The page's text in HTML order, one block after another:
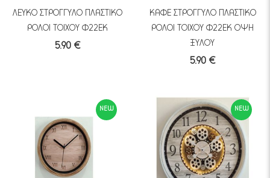
ΛΕΥΚΟ ΣΤΡΟΓΓΥΛΟ ΠΛΑΣΤΙΚΟ
ΡΟΛΟΙ ΤΟΙΧΟΥ Φ22ΕΚ
5.90 €
ΚΑΦΕ ΣΤΡΟΓΓΥΛΟ ΠΛΑΣΤΙΚΟ
ΡΟΛΟΙ ΤΟΙΧΟΥ Φ22ΕΚ ΟΨΗ
ΞΥΛΟΥ
5.90 €
NEW NEW